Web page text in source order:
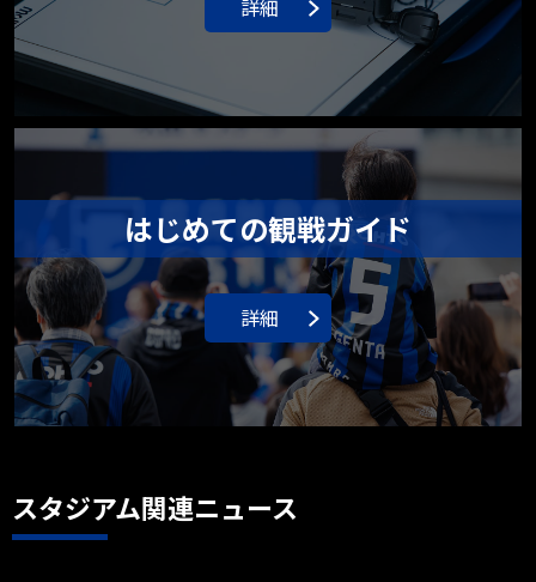
詳細
はじめての観戦ガイド
詳細
スタジアム関連ニュース